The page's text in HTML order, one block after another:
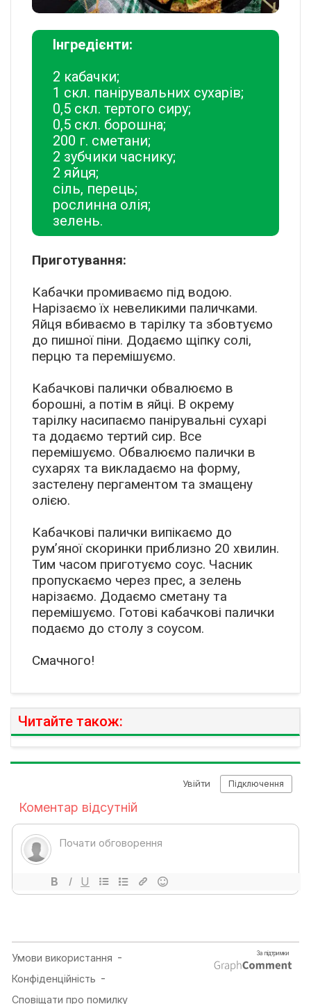
Інгредієнти:
2 кабачки;
1 скл. панірувальних сухарів;
0,5 скл. тертого сиру;
0,5 скл. борошна;
200 г. сметани;
2 зубчики часнику;
2 яйця;
сіль, перець;
рослинна олія;
зелень.
Приготування:
Кабачки промиваємо під водою.
Нарізаємо їх невеликими паличками.
Яйця вбиваємо в тарілку та збовтуємо
до пишної піни. Додаємо щіпку солі,
перцю та перемішуємо.
Кабачкові палички обвалюємо в
борошні, а потім в яйці. В окрему
тарілку насипаємо панірувальні сухарі
та додаємо тертий сир. Все
перемішуємо. Обвалюємо палички в
сухарях та викладаємо на форму,
застелену пергаментом та змащену
олією.
Кабачкові палички випікаємо до
рум’яної скоринки приблизно 20 хвилин.
Тим часом приготуємо соус. Часник
пропускаємо через прес, а зелень
нарізаємо. Додаємо сметану та
перемішуємо. Готові кабачкові палички
подаємо до столу з соусом.
Смачного!
Читайте також: